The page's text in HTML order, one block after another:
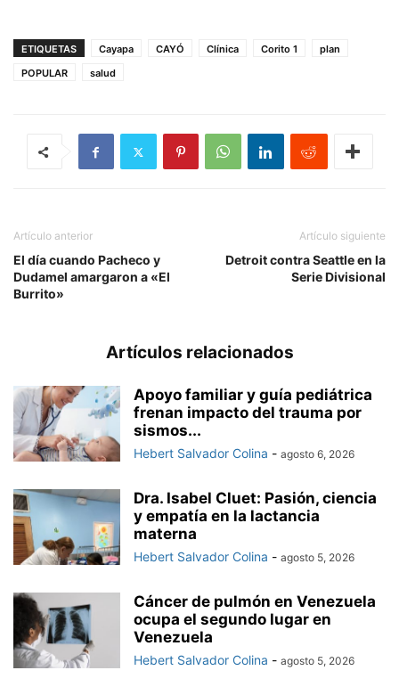
ETIQUETAS Cayapa CAYÓ Clínica Corito 1
plan
POPULAR
salud
Artículo anterior
El día cuando Pacheco y
Dudamel amargaron a «El
Burrito»
Artículo siguiente
Detroit contra Seattle en la
Serie Divisional
Artículos relacionados
Apoyo familiar y guía pediátrica
frenan impacto del trauma por
sismos...
Hebert Salvador Colina - agosto 6, 2026
Dra. Isabel Cluet: Pasión, ciencia
y empatía en la lactancia
materna
Hebert Salvador Colina - agosto 5, 2026
Cáncer de pulmón en Venezuela
ocupa el segundo lugar en
Venezuela
Hebert Salvador Colina - agosto 5, 2026